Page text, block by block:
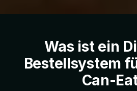
Was ist ein
Bestellsystem
Can-